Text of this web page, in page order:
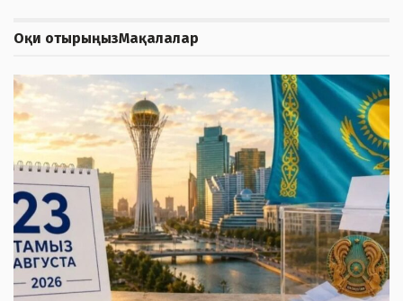
Оқи отырыңызМақалалар